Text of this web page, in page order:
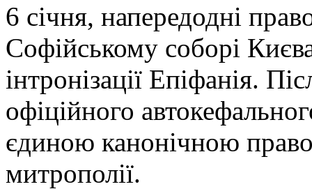
6 січня, напередодні
Софійському соборі
інтронізації Епіфанія.
офіційного
єдиною канонічною
митрополії.